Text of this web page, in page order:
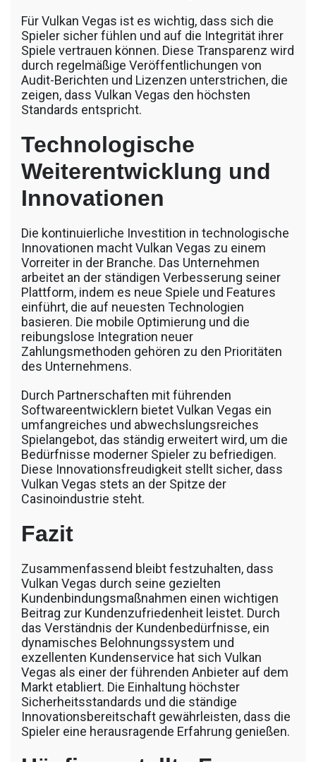
Für Vulkan Vegas ist es wichtig, dass sich die
Spieler sicher fühlen und auf die Integrität ihrer
Spiele vertrauen können. Diese Transparenz wird
durch regelmäßige Veröffentlichungen von
Audit-Berichten und Lizenzen unterstrichen, die
zeigen, dass Vulkan Vegas den höchsten
Standards entspricht.
Technologische
Weiterentwicklung und
Innovationen
Die kontinuierliche Investition in technologische
Innovationen macht Vulkan Vegas zu einem
Vorreiter in der Branche. Das Unternehmen
arbeitet an der ständigen Verbesserung seiner
Plattform, indem es neue Spiele und Features
einführt, die auf neuesten Technologien
basieren. Die mobile Optimierung und die
reibungslose Integration neuer
Zahlungsmethoden gehören zu den Prioritäten
des Unternehmens.
Durch Partnerschaften mit führenden
Softwareentwicklern bietet Vulkan Vegas ein
umfangreiches und abwechslungsreiches
Spielangebot, das ständig erweitert wird, um die
Bedürfnisse moderner Spieler zu befriedigen.
Diese Innovationsfreudigkeit stellt sicher, dass
Vulkan Vegas stets an der Spitze der
Casinoindustrie steht.
Fazit
Zusammenfassend bleibt festzuhalten, dass
Vulkan Vegas durch seine gezielten
Kundenbindungsmaßnahmen einen wichtigen
Beitrag zur Kundenzufriedenheit leistet. Durch
das Verständnis der Kundenbedürfnisse, ein
dynamisches Belohnungssystem und
exzellenten Kundenservice hat sich Vulkan
Vegas als einer der führenden Anbieter auf dem
Markt etabliert. Die Einhaltung höchster
Sicherheitsstandards und die ständige
Innovationsbereitschaft gewährleisten, dass die
Spieler eine herausragende Erfahrung genießen.